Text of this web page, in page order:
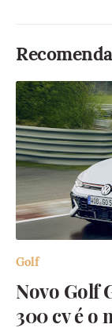
Golf
Novo Golf
300 cv é o